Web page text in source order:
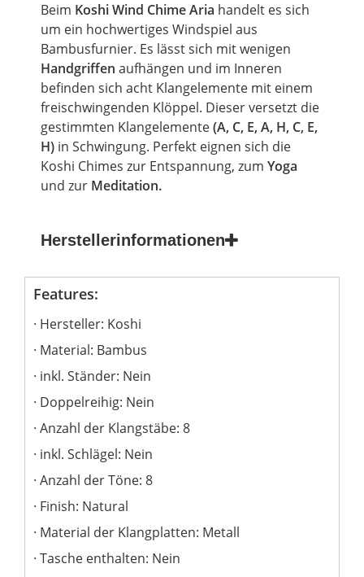
Beim Koshi Wind Chime Aria handelt es sich
um ein hochwertiges Windspiel aus
Bambusfurnier. Es lässt sich mit wenigen
Handgriffen aufhängen und im Inneren
befinden sich acht Klangelemente mit einem
freischwingenden Klöppel. Dieser versetzt die
gestimmten Klangelemente(A, C, E, A, H, C, E,
H) in Schwingung. Perfekt eignen sich die
Koshi Chimes zur Entspannung, zum Yoga
und zur Meditation.
Herstellerinformationen
Features:
Hersteller: Koshi
Material: Bambus
inkl. Ständer: Nein
Doppelreihig: Nein
Anzahl der Klangstäbe: 8
inkl. Schlägel: Nein
Anzahl der Töne: 8
Finish: Natural
Material der Klangplatten: Metall
Tasche enthalten: Nein